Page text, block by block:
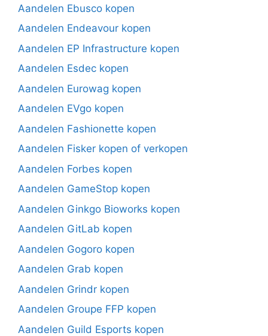
Aandelen Ebusco kopen
Aandelen Endeavour kopen
Aandelen EP Infrastructure kopen
Aandelen Esdec kopen
Aandelen Eurowag kopen
Aandelen EVgo kopen
Aandelen Fashionette kopen
Aandelen Fisker kopen of verkopen
Aandelen Forbes kopen
Aandelen GameStop kopen
Aandelen Ginkgo Bioworks kopen
Aandelen GitLab kopen
Aandelen Gogoro kopen
Aandelen Grab kopen
Aandelen Grindr kopen
Aandelen Groupe FFP kopen
Aandelen Guild Esports kopen